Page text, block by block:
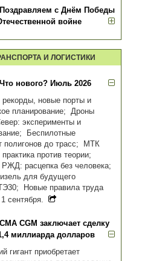
Поздравляем с Днём Победы
войне
И ЛОГИСТИКИ
Что нового? Июль 2026
новые порты и
планирование; Дроны
эксперименты и
Беспилотные
полигонов до трасс; МТК
против теории;
РЖД: расцепка без человека;
для будущего
Новые правила труда
сентября.
CMA CGM заключает сделку
миллиарда долларов
гигант приобретает